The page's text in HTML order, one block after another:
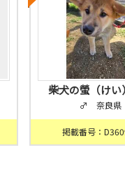
柴犬の螢（け
♂ 奈良県
掲載番号：